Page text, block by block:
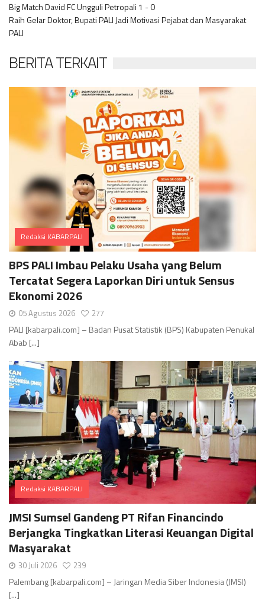
Big Match David FC Ungguli Petropali 1 - 0
Raih Gelar Doktor, Bupati PALI Jadi Motivasi Pejabat dan Masyarakat
PALI
BERITA TERKAIT
Redaksi KABARPALI
Comments
BPS PALI Imbau Pelaku Usaha yang Belum
Tercatat Segera Laporkan Diri untuk Sensus
Ekonomi 2026
05 Agustus 2026 277
PALI [kabarpali.com] – Badan Pusat Statistik (BPS) Kabupaten Penukal
Abab [...]
Redaksi KABARPALI
Comments
JMSI Sumsel Gandeng PT Rifan Financindo
Berjangka Tingkatkan Literasi Keuangan Digital
Masyarakat
30 Juli 2026 239
Palembang [kabarpali.com] – Jaringan Media Siber Indonesia (JMSI)
[...]